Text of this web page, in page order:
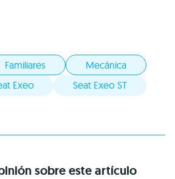
Familiares
Mecánica
Exeo Seat Exeo ST
sobre este artículo